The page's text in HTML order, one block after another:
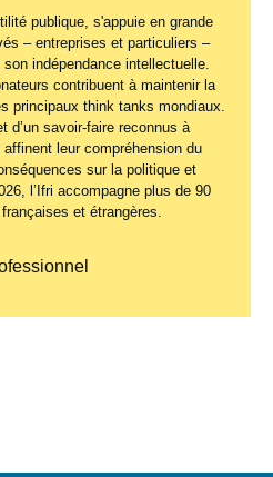
publique, s'appuie en grande
– entreprises et particuliers –
indépendance intellectuelle.
contribuent à maintenir la
principaux think tanks mondiaux.
d’un savoir-faire reconnus à
affinent leur compréhension du
sur la politique et
l’Ifri accompagne plus de 90
et étrangères.